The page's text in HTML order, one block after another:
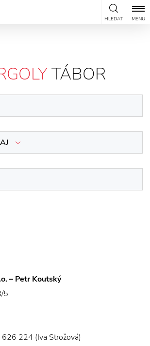
HLEDAT MENU
TÁBOR
– Petr Koutský
5
224 (Iva Strožová)